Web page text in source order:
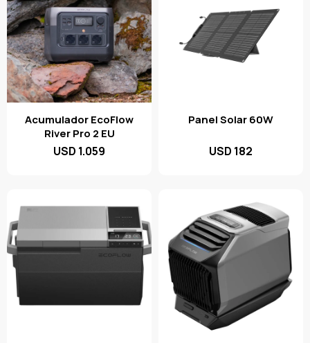
Acumulador EcoFlow
River Pro 2 EU
USD 1.059
Panel Solar 60W
USD 182